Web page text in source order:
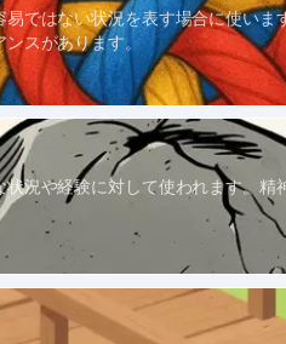
易ではない状況を表す場合に使いま
スがあります。
状況や経験に対して使われます。精